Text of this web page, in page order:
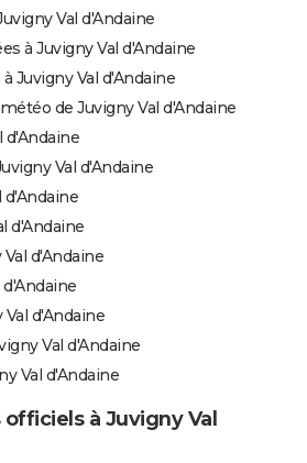
Val d'Andaine
à Juvigny Val d'Andaine
Juvigny Val d'Andaine
de Juvigny Val d'Andaine
d'Andaine
Val d'Andaine
d'Andaine
d'Andaine
d'Andaine
d'Andaine
Val d'Andaine
Val d'Andaine
à Juvigny Val